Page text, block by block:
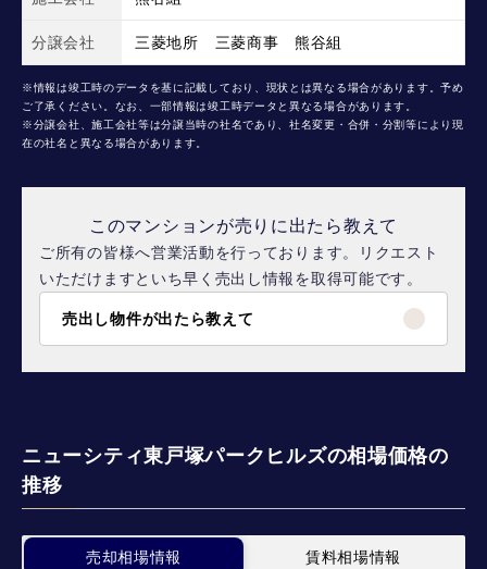
分譲会社 三菱地所 三菱商事 熊谷組
※情報は竣工時のデータを基に記載しており、現状とは異なる場合があります。予め
ご了承ください。なお、一部情報は竣工時データと異なる場合があります。
※分譲会社、施工会社等は分譲当時の社名であり、社名変更・合併・分割等により現
在の社名と異なる場合があります。
このマンションが売りに出たら教えて
ご所有の皆様へ営業活動を行っております。リクエスト
いただけますといち早く売出し情報を取得可能です。
売出し物件が出たら教えて
ニューシティ東戸塚パークヒルズの相場価格の
推移
売却相場情報 賃料相場情報